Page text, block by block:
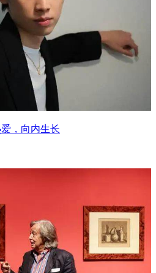
，向内生长